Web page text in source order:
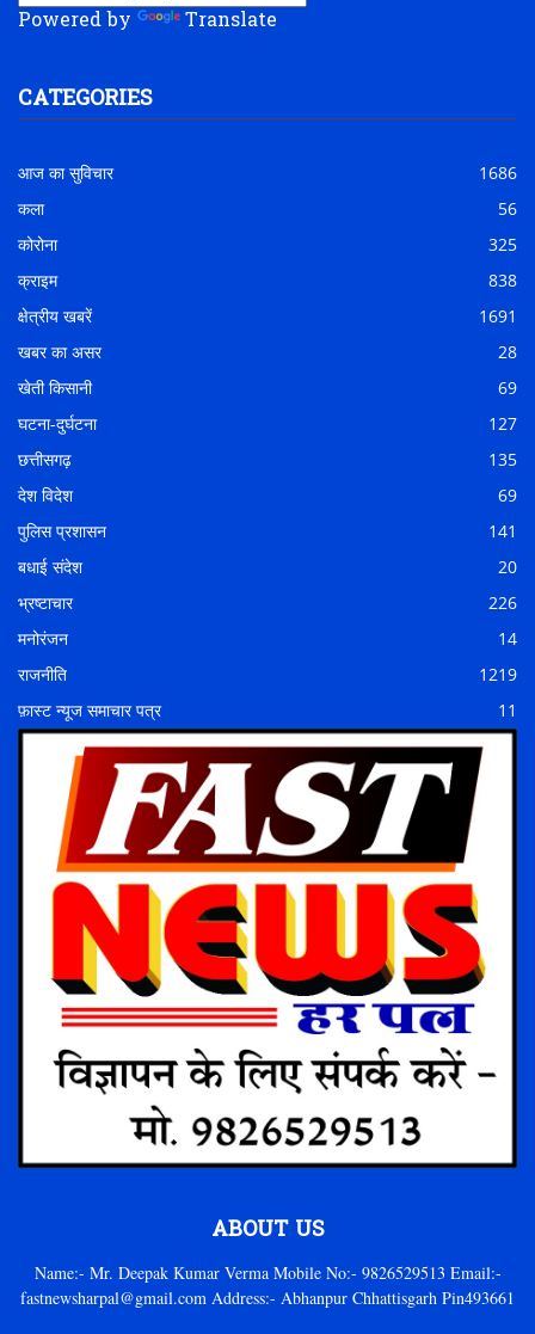
Powered by Translate
CATEGORIES
आज का सुविचार
1686
कला
56
कोरोना
325
क्राइम
838
क्षेत्रीय खबरें
1691
खबर का असर
28
खेती किसानी
69
घटना-दुर्घटना
127
छत्तीसगढ़
135
देश विदेश
69
पुलिस प्रशासन
141
बधाई संदेश
20
भ्रष्टाचार
226
मनोरंजन
14
राजनीति
1219
फ़ास्ट न्यूज समाचार पत्र
11
ABOUT US
Name:- Mr. Deepak Kumar Verma Mobile No:- 9826529513 Email:-
fastnewsharpal@gmail.com Address:- Abhanpur Chhattisgarh Pin493661